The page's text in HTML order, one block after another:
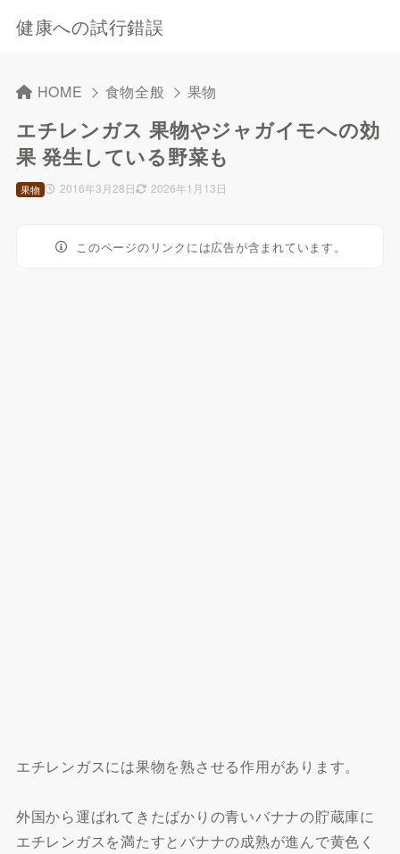
健康への試行錯誤
HOME 食物全般 果物
エチレンガス 果物やジャガイモへの効
果 発生している野菜も
2016年3月28日 2026年1月13日
果物
このページのリンクには広告が含まれています。
エチレンガスには果物を熟させる作用があります。
外国から運ばれてきたばかりの青いバナナの貯蔵庫に
エチレンガスを満たすとバナナの成熟が進んで黄色く